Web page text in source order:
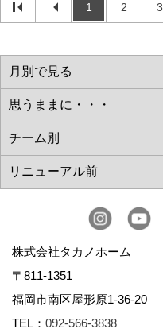
1 2 3
株式会社タカノホーム
〒811-1351
福岡市南区屋形原1-36-20
TEL： 092-566-3838